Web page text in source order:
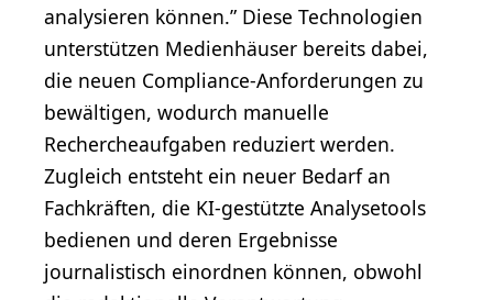
analysieren können.” Diese Technologien
unterstützen Medienhäuser bereits dabei,
die neuen Compliance-Anforderungen zu
bewältigen, wodurch manuelle
Rechercheaufgaben reduziert werden.
Zugleich entsteht ein neuer Bedarf an
Fachkräften, die KI-gestützte Analysetools
bedienen und deren Ergebnisse
journalistisch einordnen können, obwohl